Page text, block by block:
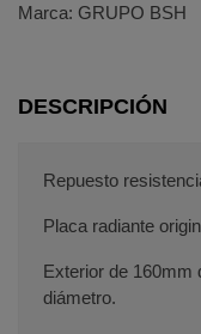
Marca: GRUPO BSH
DESCRIPCIÓN
Repuesto
Placa radiante
Exterior de 160mm
diámetro.